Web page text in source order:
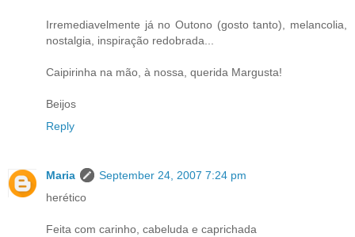
Irremediavelmente já no Outono (gosto tanto), melancolia,
nostalgia, inspiração redobrada...
Caipirinha na mão, à nossa, querida Margusta!
Beijos
Reply
Maria
September 24, 2007 7:24 pm
herético
Feita com carinho, cabeluda e caprichada